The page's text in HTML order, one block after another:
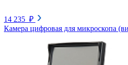
14 235 ₽
Камера цифровая для микроскопа